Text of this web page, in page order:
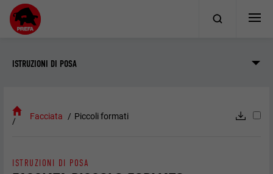
ISTRUZIONI DI POSA
Facciata Piccoli formati
ISTRUZIONI DI POSA